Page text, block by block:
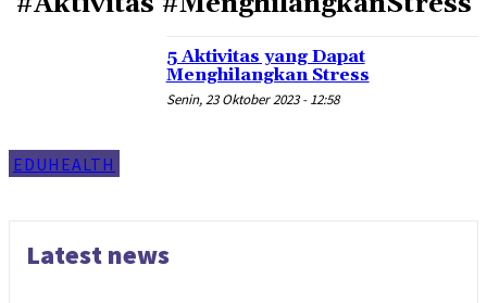
EDUHEALTH
5 Aktivitas yang Dapat
Menghilangkan Stress
Senin, 23 Oktober 2023 - 12:58
Latest news